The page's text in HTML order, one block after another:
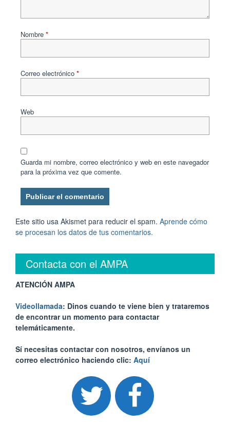
Nombre *
Correo electrónico *
Web
Guarda mi nombre, correo electrónico y web en este navegador
para la próxima vez que comente.
Este sitio usa Akismet para reducir el spam. Aprende cómo
se procesan los datos de tus comentarios.
Contacta con el AMPA
ATENCIÓN AMPA
Videollamada: Dinos cuando te viene bien y trataremos
de encontrar un momento para contactar
telemáticamente.
Sí necesitas contactar con nosotros, envíanos un
correo electrónico haciendo clic: Aquí